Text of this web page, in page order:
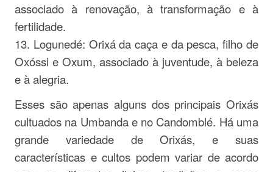
associado à renovação, à transformação e à
fertilidade.
13. Logunedé: Orixá da caça e da pesca, filho de
Oxóssi e Oxum, associado à juventude, à beleza
e à alegria.
Esses são apenas alguns dos principais Orixás
cultuados na Umbanda e no Candomblé. Há uma
grande variedade de Orixás, e suas
características e cultos podem variar de acordo